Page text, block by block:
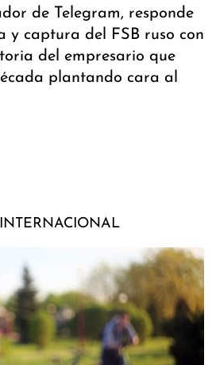
de Telegram, responde
y captura del FSB ruso con
del empresario que
plantando cara al
INTERNACIONAL